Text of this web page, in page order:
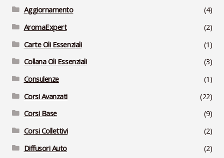
Aggiornamento
(4)
AromaExpert
(2)
Carte Oli Essenziali
(1)
Collana Oli Essenziali
(3)
Consulenze
(1)
Corsi Avanzati
(22)
Corsi Base
(9)
Corsi Collettivi
(2)
Diffusori Auto
(2)